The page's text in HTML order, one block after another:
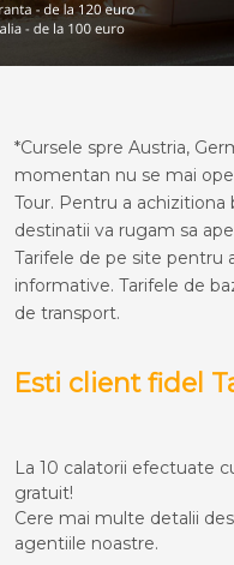
*Cursele spre Austria,
momentan nu se mai
Tour. Pentru a
destinatii va rugam sa
Tarifele de pe site pentru
informative. Tarifele de
de transport.
Esti client fidel
La 10 calatorii efectuate
gratuit!
Cere mai multe detalii
agentiile noastre.